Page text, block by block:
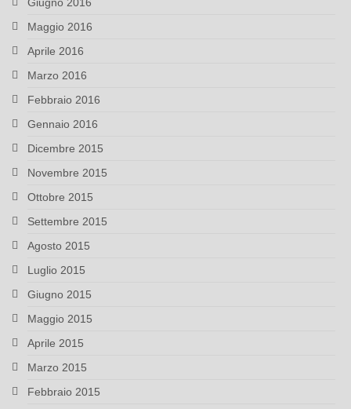
Maggio 2016
Aprile 2016
Marzo 2016
Febbraio 2016
Gennaio 2016
Dicembre 2015
Novembre 2015
Ottobre 2015
Settembre 2015
Agosto 2015
Luglio 2015
Giugno 2015
Maggio 2015
Aprile 2015
Marzo 2015
Febbraio 2015